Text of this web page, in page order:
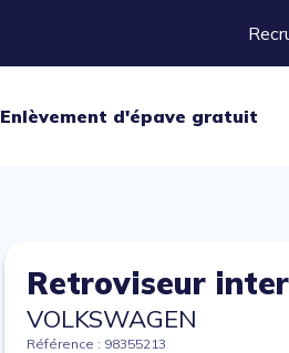
Enlèvement d'épave gratuit
Retroviseur
VOLKSWAGEN
Référence : 98355213